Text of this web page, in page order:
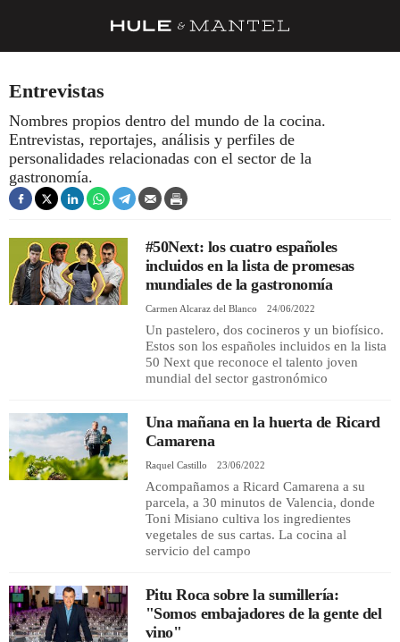
DESPENSA
BARRAS Y ESTRELLAS
DÓNDE COMER
ÍDOLOS DE MESAS
CUADERNO DE VIAJE
REGISTRO
INICIAR SESIÓN
Entrevistas
Nombres propios dentro del mundo de la cocina.
Entrevistas, reportajes, análisis y perfiles de
personalidades relacionadas con el sector de la
gastronomía.
#50Next: los cuatro españoles
incluidos en la lista de promesas
mundiales de la gastronomía
Carmen Alcaraz del Blanco 24/06/2022
Un pastelero, dos cocineros y un biofísico.
Estos son los españoles incluidos en la lista
50 Next que reconoce el talento joven
mundial del sector gastronómico
Una mañana en la huerta de Ricard
Camarena
Raquel Castillo 23/06/2022
Acompañamos a Ricard Camarena a su
parcela, a 30 minutos de Valencia, donde
Toni Misiano cultiva los ingredientes
vegetales de sus cartas. La cocina al
servicio del campo
Pitu Roca sobre la sumillería:
"Somos embajadores de la gente del
vino"